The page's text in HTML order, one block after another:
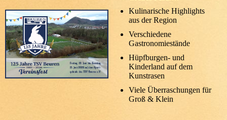
Kulinarische Highlights
aus der Region
Verschiedene
Gastronomiestände
Hüpfburgen- und
Kinderland auf dem
Kunstrasen
Viele Überraschungen für
Groß & Klein